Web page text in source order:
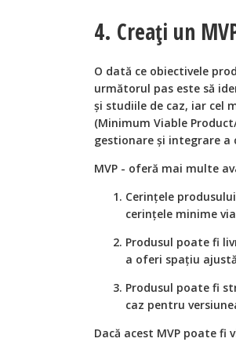
4. Creați un
O dată ce obiectivele
următorul pas este să
și studiile de caz, iar cel
(Minimum Viable
gestionare și integrare a
MVP - oferă mai multe
Cerințele
cerințele minime
Produsul poate fi
a oferi spațiu
Produsul poate fi
caz pentru
Dacă acest MVP poate